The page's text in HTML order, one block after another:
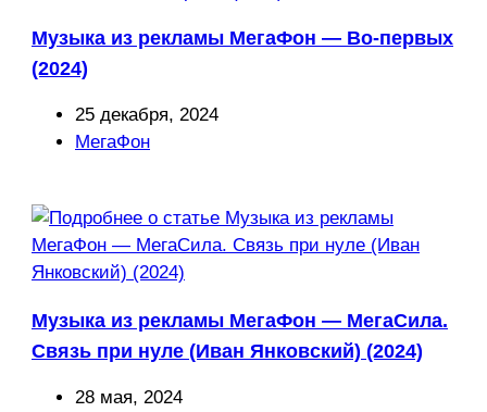
Музыка из рекламы МегаФон — Во-первых
(2024)
Запись
опубликована:
25 декабря, 2024
Рубрика
МегаФон
Музыка из рекламы МегаФон — МегаСила.
Связь при нуле (Иван Янковский) (2024)
Запись
28 мая, 2024